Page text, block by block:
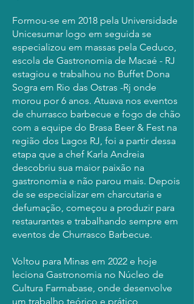
Formou-se em 2018 pela Universidade
Unicesumar logo em seguida se
especializou em massas pela Ceduco,
escola de Gastronomia de Macaé - RJ
estagiou e trabalhou no Buffet Dona
Sogra em Rio das Ostras -Rj onde
morou por 6 anos. Atuava nos eventos
de churrasco barbecue e fogo de chão
com a equipe do Brasa Beer & Fest na
região dos Lagos RJ, foi a partir dessa
etapa que a chef Karla Andreia
descobriu sua maior paixão na
gastronomia e não parou mais. Depois
de se especializar em charcutaria e
defumação, começou a produzir para
restaurantes e trabalhando sempre em
eventos de Churrasco Barbecue.
Voltou para Minas em 2022 e hoje
leciona Gastronomia no Núcleo de
Cultura Farmabase, onde desenvolve
um trabalho teórico e prático